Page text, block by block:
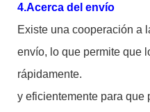
4.Acerca del envío
Existe una cooperación a
envío, lo que permite que
rápidamente.
y eficientemente para que